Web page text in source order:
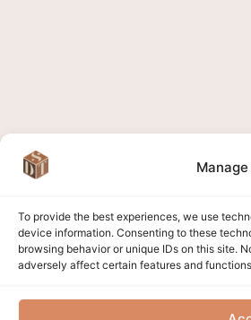
To provide the best experiences, we use
device information. Consenting to these
browsing behavior or unique IDs on this site.
adversely affect certain features and